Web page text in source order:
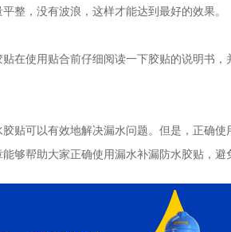
整，没有波浪，这样才能达到最好的效果。
在使用贴合前仔细阅读一下胶贴的说明书
贴可以有效地解决漏水问题。但是，正确
够帮助大家正确使用漏水补漏防水胶贴，避